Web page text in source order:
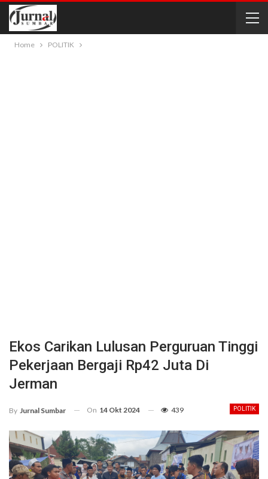
Home POLITIK
Ekos Carikan Lulusan Perguruan Tinggi
Pekerjaan Bergaji Rp42 Juta Di
Jerman
POLITIK
By Jurnal Sumbar On 14 Okt 2024 439